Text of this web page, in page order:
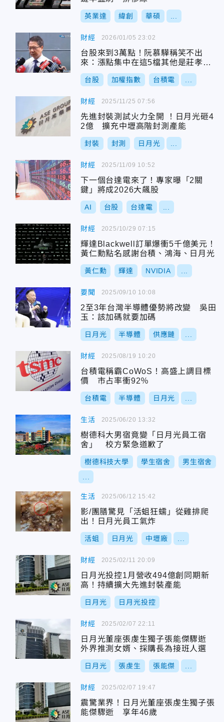
英業達 緯創 華碩
財經
台股來到3萬點！阮慕驊稱笑不出
來：漲點集中在這5檔其他是莊孝
維？
台股 加權指數 台積電
2026/01/05 23:02
財經
先進封裝測試火力全開 ！日月光砸4
2億 擴充中壢高階封測產能
封裝 封測 日月光
2025/11/25 07:56
財經
下一個台達電來了！專家曝「2關
鍵」將成2026大飆股
AI 台股 台達電
2025/11/09 10:52
財經
輝達Blackwell訂單爆衝5千億美元！
黃仁勳點名感謝台積、鴻海、日月光
黃仁勳 輝達 NVIDIA
2025/10/29 07:15
要聞
2至3年台灣半導體優勢將改變 吳田
玉：該加碼就要加碼
日月光 半導體 供應鏈
2025/09/10 10:08
財經
台積電稱霸CoWoS！高盛上調目標
價 市占率衝92％
台積電 半導體 日月光
2025/08/19 10:20
生活
樹德科大男宿竟變「日月光員工宿
舍」 校方緊急道歉了
樹德科技大學 學生宿舍 男生宿舍
2025/06/20 13:32
生活
影/團膳驚見「活蛆狂蠕」從雞排爬
出！日月光員工氣炸
活蛆 日月光 中壢廠
2025/06/12 15:42
財經
日月光投控1月營收494億創同期新
高！持續擴大先進封裝產能
日月光 日月光投控
2025/02/11 20:09
財經
日月光董座張虔生獨子張能傑驟逝
外界推測女婿、採購長為接班人選
日月光 張虔生 張能傑
2025/02/07 22:11
財經
震驚業界！日月光董座張虔生獨子張
能傑驟逝 享年46歲
2025/02/07 19:47